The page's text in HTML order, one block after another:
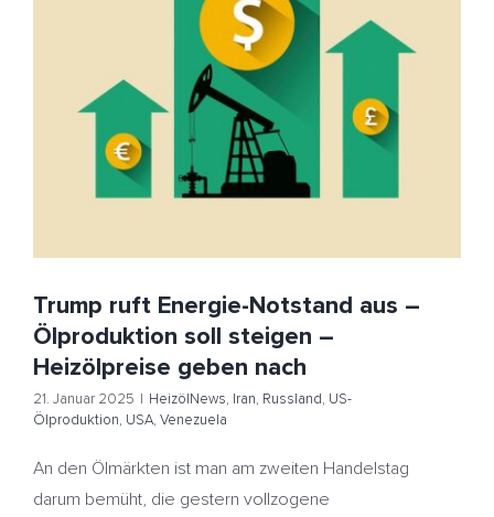
Trump ruft Energie-Notstand aus – Ölproduktion soll
steigen – Heizölpreise geben nach
Russland US-Ölproduktion
Venezuela
Trump ruft Energie-Notstand aus –
Ölproduktion soll steigen –
Heizölpreise geben nach
21. Januar 2025 | HeizölNews, Iran, Russland, US-
Ölproduktion, USA, Venezuela
An den Ölmärkten ist man am zweiten Handelstag
darum bemüht, die gestern vollzogene